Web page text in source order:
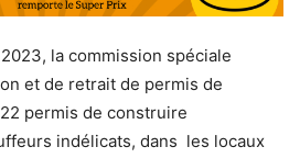
la commission spéciale
et de retrait de permis de
permis de construire
indélicats, dans les locaux